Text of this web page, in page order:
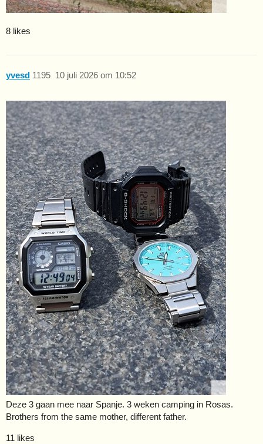
8 likes
yvesd 10 juli 2026 om 10:52
1195
Deze 3 gaan mee naar Spanje. 3 weken camping in Rosas.
Brothers from the same mother, different father.
11 likes